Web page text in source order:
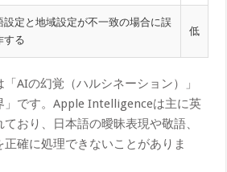
設定と地域設定が不一致の場合に誤
する
低
AIの幻覚（ハルシネーション）」
」です。Apple Intelligenceは主に英
おり、日本語の曖昧表現や敬語、
確に処理できないことがありま